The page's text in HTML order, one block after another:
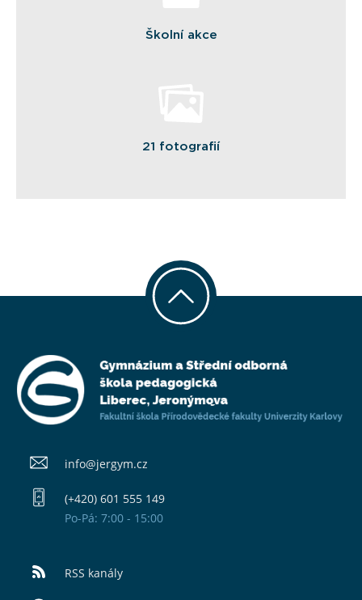
Školní akce
21 fotografií
info@​jergym.cz
(+420) 601 555 149
Po-Pá: 7:00 - 15:00
RSS kanály